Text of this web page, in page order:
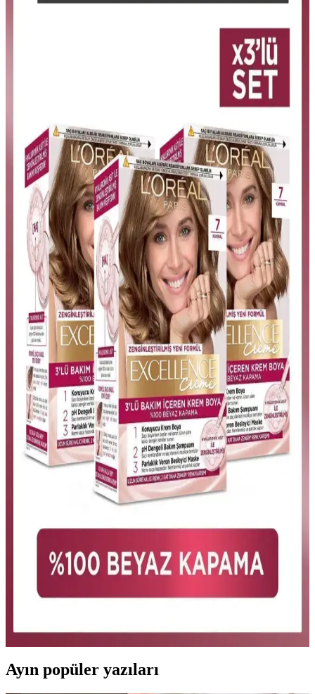
görünüm ve parlaklık sağlar. Hafif kimyasal kokusu ve kolay
uygulamasıyla dikkat çeker, ancak renk tonu ve dayanıklılık
L'Oréal Professionnel İnoa Amonyaksız Saç Boyası
No:7 Fundamental 60Ml – Sağlıklı ve Kalıcı Renkler
İnoa amonyaksız saç boyası, doğal yapıya zarar vermeden parlak,
uzun süre kalıcı renkler sunar. Beyaz kapama ve bakım özellikleriyle
sağlıklı saçlar sağlar, profesyonel kullanım için ideal.
Vital Colors Koyu Fındık Kabuğu 7-65 Saç Boyama
Ürünü ve Özellikleri
Vital Colors Koyu Fındık Kabuğu 7-65, yüksek performanslı, uzun
süre kalıcı ve bakım sağlayan yoğun pigmentli saç boyasıdır.
Beyazları kapatır, doğal görünüm ve parlaklık sunar.
Nevacolor Nevaton Set Boya 7.0: Kalıcı ve Doğal
Saç Renkleri İçin Güvenilir Çözüm
Nevacolor Nevaton Set Boya 7.0, kalıcı ve doğal görünümlü renkler
sunar. Nem kazandıran formülü ve bakım maskesiyle saçlarınız
sağlıklı ve parlak kalır, beyazları etkili şekilde kapatır.
Natura Balance Çok Açık Kumral 9 Saç Boyası:
Doğal ve Kalıcı Renk Sağlayan Ürün
Natura Balance Kumral 9, amonyaksız, doğal içerikli ve kalıcı saç
boyasıdır. Beyazları mükemmel kapatır, sağlıklı ve parlak saçlar
sağlar, uzun süre kalıcılık sunar ve kolay uygulama imkanı tanır.
Palette Deluxe 7-0 Kumral Saç Boyası: Uzun Süre
Kalıcı ve Doğal Görünüm Sağlayan Ürün
Palette Deluxe 7-0 Kumral saç boyası, yüksek pigment ve mikro
sağlar. Doğal ve canlı görünüm için ideal bir seçim.
L'Oreal Paris Excellence Creme Kumral Saç Boyası
7 Renk Tonu ve Özellikleri
Profesyonel ilhamlı formülüyle saçlara parlaklık ve sağlık kazandırır.
Ayın popüler yazıları